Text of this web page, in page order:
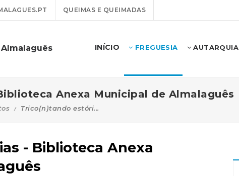
QUEIMAS E QUEIMADAS
INÍCIO FREGUESIA AUTARQUIA
Anexa Municipal de Almalaguês
Trico(n)tando estóri...
- Biblioteca Anexa